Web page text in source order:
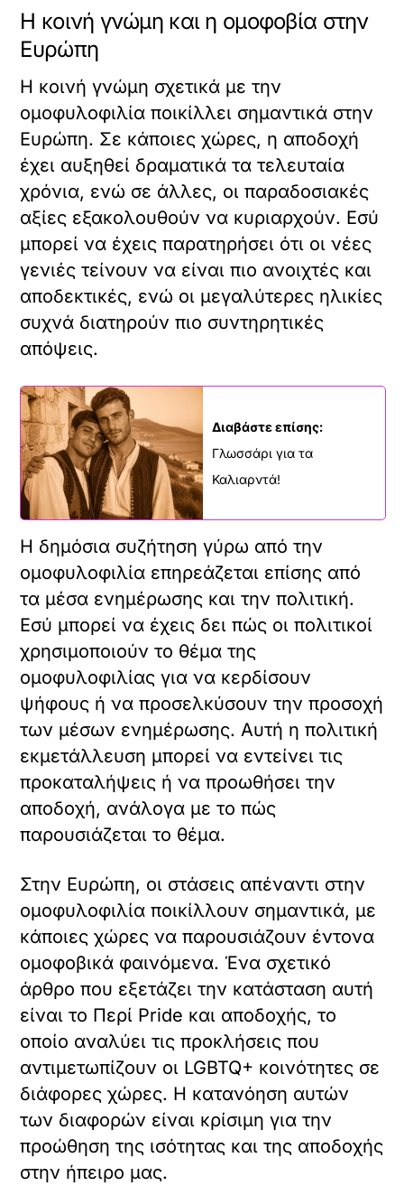
Η κοινή γνώμη και η ομοφοβία στην
Ευρώπη
Η κοινή γνώμη σχετικά με την
ομοφυλοφιλία ποικίλλει σημαντικά στην
Ευρώπη. Σε κάποιες χώρες, η αποδοχή
έχει αυξηθεί δραματικά τα τελευταία
χρόνια, ενώ σε άλλες, οι παραδοσιακές
αξίες εξακολουθούν να κυριαρχούν. Εσύ
μπορεί να έχεις παρατηρήσει ότι οι νέες
γενιές τείνουν να είναι πιο ανοιχτές και
αποδεκτικές, ενώ οι μεγαλύτερες ηλικίες
συχνά διατηρούν πιο συντηρητικές
απόψεις.
Διαβάστε επίσης:
Γλωσσάρι για τα
Καλιαρντά!
Η δημόσια συζήτηση γύρω από την
ομοφυλοφιλία επηρεάζεται επίσης από
τα μέσα ενημέρωσης και την πολιτική.
Εσύ μπορεί να έχεις δει πώς οι πολιτικοί
χρησιμοποιούν το θέμα της
ομοφυλοφιλίας για να κερδίσουν
ψήφους ή να προσελκύσουν την προσοχή
των μέσων ενημέρωσης. Αυτή η πολιτική
εκμετάλλευση μπορεί να εντείνει τις
προκαταλήψεις ή να προωθήσει την
αποδοχή, ανάλογα με το πώς
παρουσιάζεται το θέμα.
Στην Ευρώπη, οι στάσεις απέναντι στην
ομοφυλοφιλία ποικίλλουν σημαντικά, με
κάποιες χώρες να παρουσιάζουν έντονα
ομοφοβικά φαινόμενα. Ένα σχετικό
άρθρο που εξετάζει την κατάσταση αυτή
είναι το Περί Pride και αποδοχής, το
οποίο αναλύει τις προκλήσεις που
αντιμετωπίζουν οι LGBTQ+ κοινότητες σε
διάφορες χώρες. Η κατανόηση αυτών
των διαφορών είναι κρίσιμη για την
προώθηση της ισότητας και της αποδοχής
στην ήπειρο μας.